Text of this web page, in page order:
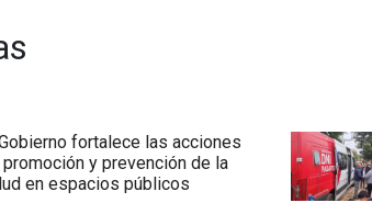
fortalece las acciones
y prevención de la
en espacios públicos